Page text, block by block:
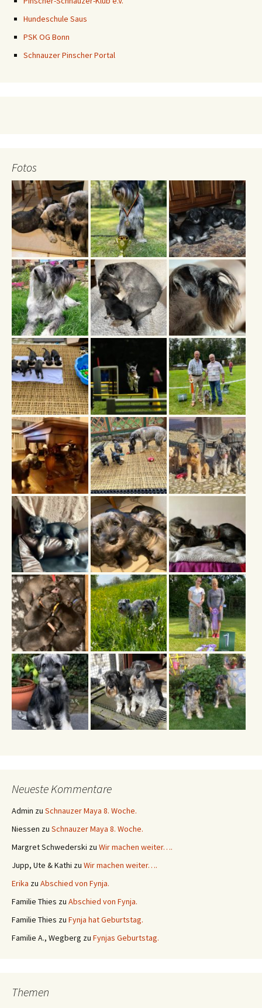
Hundeschule Saus
PSK OG Bonn
Schnauzer Pinscher Portal
Fotos
Neueste Kommentare
Admin zu Schnauzer Maya 8. Woche.
Niessen zu Schnauzer Maya 8. Woche.
Margret Schwederski zu Wir machen weiter….
Jupp, Ute & Kathi zu Wir machen weiter….
Erika zu Abschied von Fynja.
Familie Thies zu Abschied von Fynja.
Familie Thies zu Fynja hat Geburtstag.
Familie A., Wegberg zu Fynjas Geburtstag.
Themen